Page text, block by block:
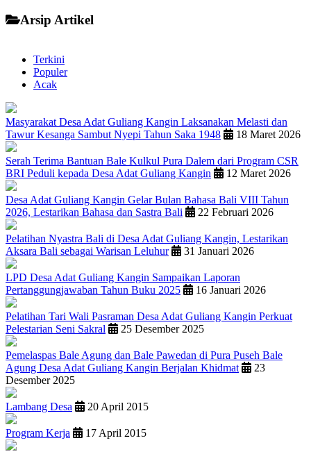
Arsip Artikel
Terkini
Populer
Acak
Masyarakat Desa Adat Guliang Kangin Laksanakan Melasti dan
Tawur Kesanga Sambut Nyepi Tahun Saka 1948
18 Maret 2026
Serah Terima Bantuan Bale Kulkul Pura Dalem dari Program CSR
BRI Peduli kepada Desa Adat Guliang Kangin
12 Maret 2026
Desa Adat Guliang Kangin Gelar Bulan Bahasa Bali VIII Tahun
2026, Lestarikan Bahasa dan Sastra Bali
22 Februari 2026
Pelatihan Nyastra Bali di Desa Adat Guliang Kangin, Lestarikan
Aksara Bali sebagai Warisan Leluhur
31 Januari 2026
LPD Desa Adat Guliang Kangin Sampaikan Laporan
Pertanggungjawaban Tahun Buku 2025
16 Januari 2026
Pelatihan Tari Wali Pasraman Desa Adat Guliang Kangin Perkuat
Pelestarian Seni Sakral
25 Desember 2025
Pemelaspas Bale Agung dan Bale Pawedan di Pura Puseh Bale
Agung Desa Adat Guliang Kangin Berjalan Khidmat
23
Desember 2025
Lambang Desa 20 April 2015
Program Kerja 17 April 2015